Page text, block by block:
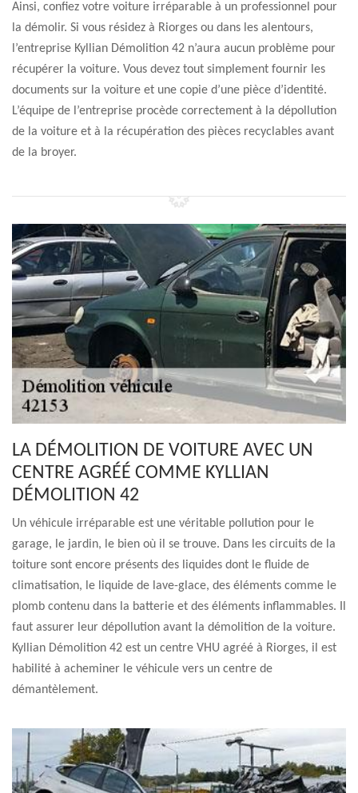
Ainsi, confiez votre voiture irréparable à un professionnel pour
la démolir. Si vous résidez à Riorges ou dans les alentours,
l’entreprise Kyllian Démolition 42 n’aura aucun problème pour
récupérer la voiture. Vous devez tout simplement fournir les
documents sur la voiture et une copie d’une pièce d’identité.
L’équipe de l’entreprise procède correctement à la dépollution
de la voiture et à la récupération des pièces recyclables avant
de la broyer.
LA DÉMOLITION DE VOITURE AVEC UN
CENTRE AGRÉÉ COMME KYLLIAN
DÉMOLITION 42
Un véhicule irréparable est une véritable pollution pour le
garage, le jardin, le bien où il se trouve. Dans les circuits de la
toiture sont encore présents des liquides dont le fluide de
climatisation, le liquide de lave-glace, des éléments comme le
plomb contenu dans la batterie et des éléments inflammables. Il
faut assurer leur dépollution avant la démolition de la voiture.
Kyllian Démolition 42 est un centre VHU agréé à Riorges, il est
habilité à acheminer le véhicule vers un centre de
démantèlement.